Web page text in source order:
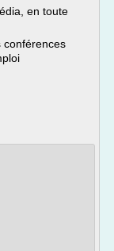
en toute
conférences